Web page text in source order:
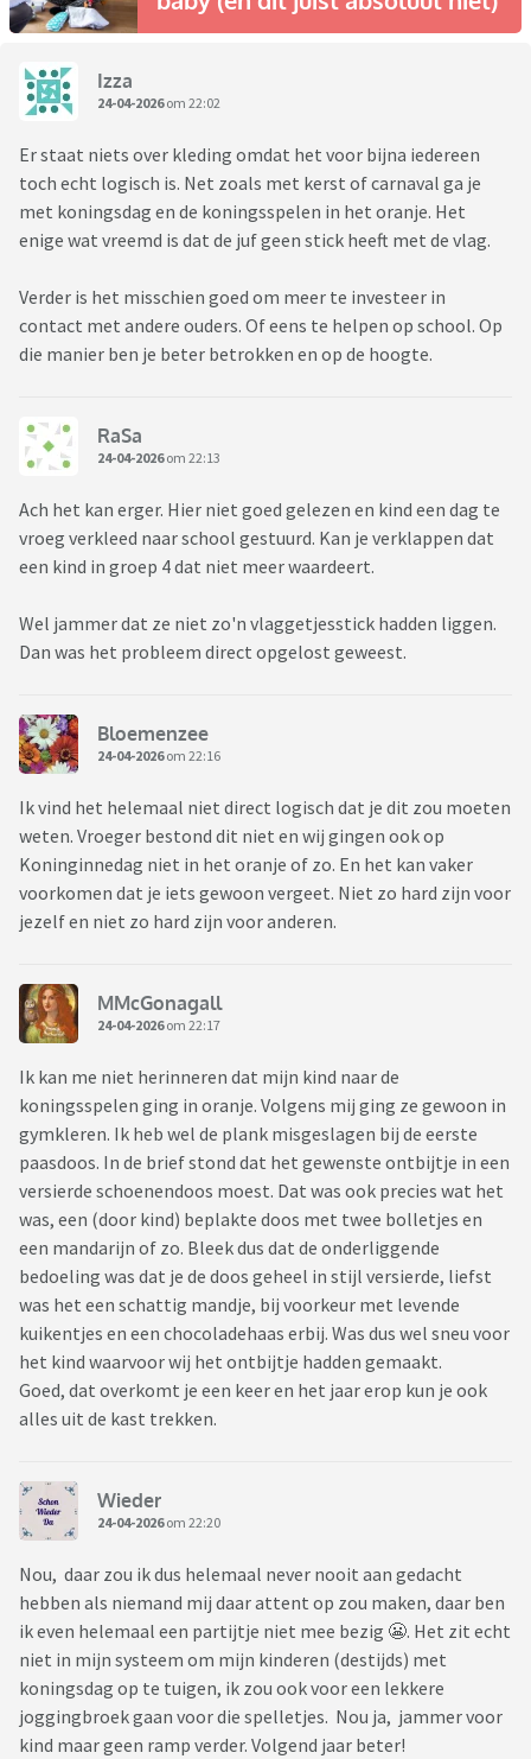
Izza
24-04-2026om 22:02
Er staat niets over kleding omdat het voor bijna iedereen
toch echt logisch is. Net zoals met kerst of carnaval ga je
met koningsdag en de koningsspelen in het oranje. Het
enige wat vreemd is dat de juf geen stick heeft met de vlag.
Verder is het misschien goed om meer te investeer in
contact met andere ouders. Of eens te helpen op school. Op
die manier ben je beter betrokken en op de hoogte.
RaSa
24-04-2026om 22:13
Ach het kan erger. Hier niet goed gelezen en kind een dag te
vroeg verkleed naar school gestuurd. Kan je verklappen dat
een kind in groep 4 dat niet meer waardeert.
Wel jammer dat ze niet zo'n vlaggetjesstick hadden liggen.
Dan was het probleem direct opgelost geweest.
Bloemenzee
24-04-2026om 22:16
Ik vind het helemaal niet direct logisch dat je dit zou moeten
weten. Vroeger bestond dit niet en wij gingen ook op
Koninginnedag niet in het oranje of zo. En het kan vaker
voorkomen dat je iets gewoon vergeet. Niet zo hard zijn voor
jezelf en niet zo hard zijn voor anderen.
MMcGonagall
24-04-2026om 22:17
Ik kan me niet herinneren dat mijn kind naar de
koningsspelen ging in oranje. Volgens mij ging ze gewoon in
gymkleren. Ik heb wel de plank misgeslagen bij de eerste
paasdoos. In de brief stond dat het gewenste ontbijtje in een
versierde schoenendoos moest. Dat was ook precies wat het
was, een (door kind) beplakte doos met twee bolletjes en
een mandarijn of zo. Bleek dus dat de onderliggende
bedoeling was dat je de doos geheel in stijl versierde, liefst
was het een schattig mandje, bij voorkeur met levende
kuikentjes en een chocoladehaas erbij. Was dus wel sneu voor
het kind waarvoor wij het ontbijtje hadden gemaakt.
Goed, dat overkomt je een keer en het jaar erop kun je ook
alles uit de kast trekken.
Wieder
24-04-2026om 22:20
Nou, daar zou ik dus helemaal never nooit aan gedacht
hebben als niemand mij daar attent op zou maken, daar ben
ik even helemaal een partijtje niet mee bezig 😬. Het zit echt
niet in mijn systeem om mijn kinderen (destijds) met
koningsdag op te tuigen, ik zou ook voor een lekkere
joggingbroek gaan voor die spelletjes. Nou ja, jammer voor
kind maar geen ramp verder. Volgend jaar beter!